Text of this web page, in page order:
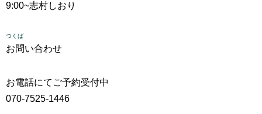
9:00~志村しおり
つくば
お問い合わせ
お電話にてご予約受付中
070-7525-1446